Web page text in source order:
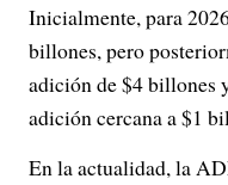
Inicialmente, para
billones, pero
adición de $4 billones
adición cercana a $1
En la actualidad, la